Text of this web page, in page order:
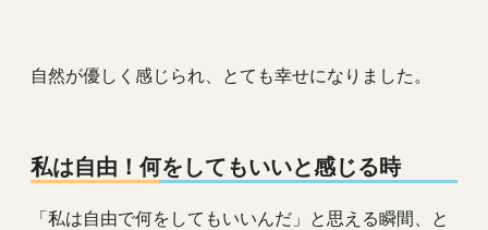
自然が優しく感じられ、とても幸せになりました。
私は自由！何をしてもいいと感じる時
「私は自由で何をしてもいいんだ」と思える瞬間、と